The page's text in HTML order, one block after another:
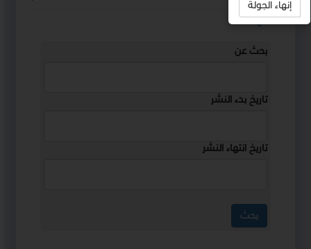
استمع
بحث عن
تاريخ بدء النشر
تاريخ انتهاء النشر
إنهاء الجولة